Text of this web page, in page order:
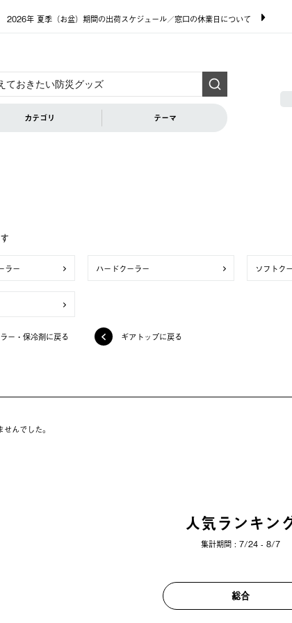
2026年 夏季（お盆）期間の出荷スケジュール／窓口の休業日について
カテゴリ テーマ
ラー ハードクーラー ソフトク
ー・保冷剤に戻る ギアトップに戻る
んでした。
人気ランキン
集計期間 : 7/24 - 8/7
総合